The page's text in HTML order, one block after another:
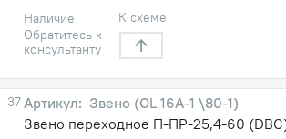
Наличие
Обратитесь к
консультанту
К схеме
37
Звено (OL 16А-1 \80-1)
Звено переходное П-ПР-25,4-60